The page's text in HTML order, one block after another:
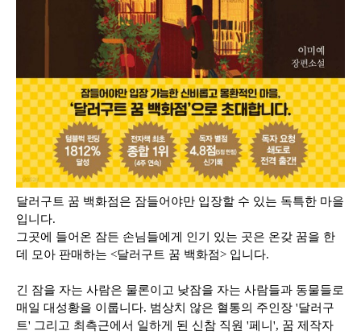
달러구트 꿈 백화점은 잠들어야만 입장할 수 있는 독특한 마을
입니다.
그곳에 들어온 잠든 손님들에게 인기 있는 곳은 온갖 꿈을 한
데 모아 판매하는 <달러구트 꿈 백화점> 입니다.
긴 잠을 자는 사람은 물론이고 낮잠을 자는 사람들과 동물들로
매일 대성황을 이룹니다. 범상치 않은 혈통의 주인장 '달러구
트' 그리고 최측근에서 일하게 된 신참 직원 '페니', 꿈 제작자